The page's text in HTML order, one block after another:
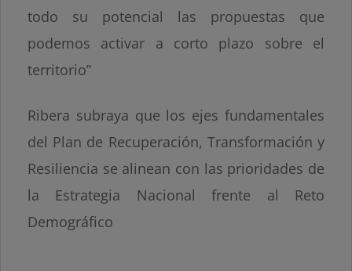
todo su potencial las propuestas que
podemos activar a corto plazo sobre el
territorio”
Ribera subraya que los ejes fundamentales
del Plan de Recuperación, Transformación y
Resiliencia se alinean con las prioridades de
la Estrategia Nacional frente al Reto
Demográfico